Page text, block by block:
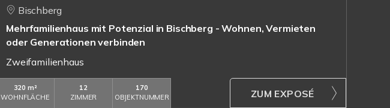
Bischberg
Mehrfamilienhaus mit Potenzial in Bischberg - Wohnen, Vermieten
oder Generationen verbinden
Zweifamilienhaus
320 m²
WOHNFLÄCHE
12
ZIMMER
170
OBJEKTNUMMER
ZUM EXPOSÉ